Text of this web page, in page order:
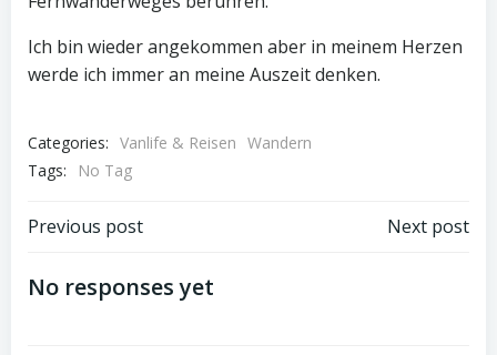
Ich bin wieder angekommen aber in meinem Herzen
werde ich immer an meine Auszeit denken.
Categories: Vanlife & Reisen Wandern
Tags:
No Tag
Post
navigation
Previous post Next post
No responses yet